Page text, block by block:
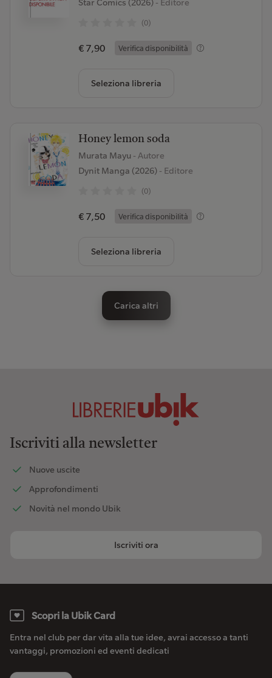
Star Comics (2026)- Editore
(0)
€ 7,90 Verifica disponibilità
Seleziona libreria
Honey lemon soda
Murata Mayu - Autore
Dynit Manga (2026)- Editore
(0)
€ 7,50 Verifica disponibilità
Seleziona libreria
Carica altri
Iscriviti alla newsletter
Nuove uscite
Approfondimenti
Novità nel mondo Ubik
Iscriviti ora
Scopri la Ubik Card
Entra nel club per dar vita alla tue idee, avrai accesso a tanti
vantaggi, promozioni ed eventi dedicati